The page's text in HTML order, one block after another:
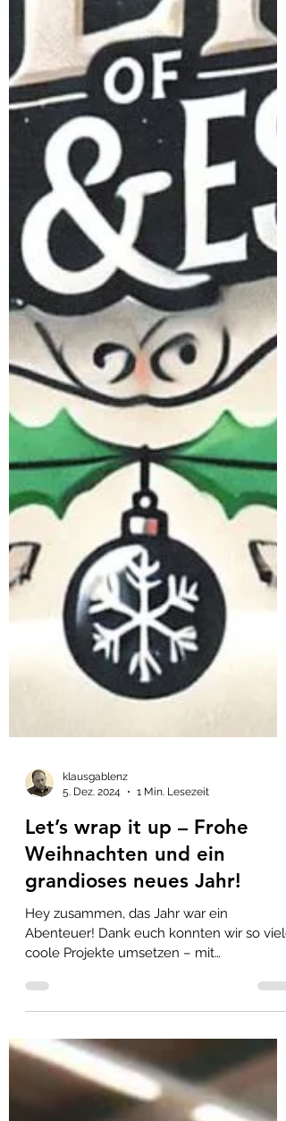
5. Dez. 2024
1 Min. Lesezeit
Let’s wrap it up – Frohe
Abenteuer! Dank euch konnten wir so viele
coole Projekte umsetzen – mit
Leidenschaft, Präzision und einer...